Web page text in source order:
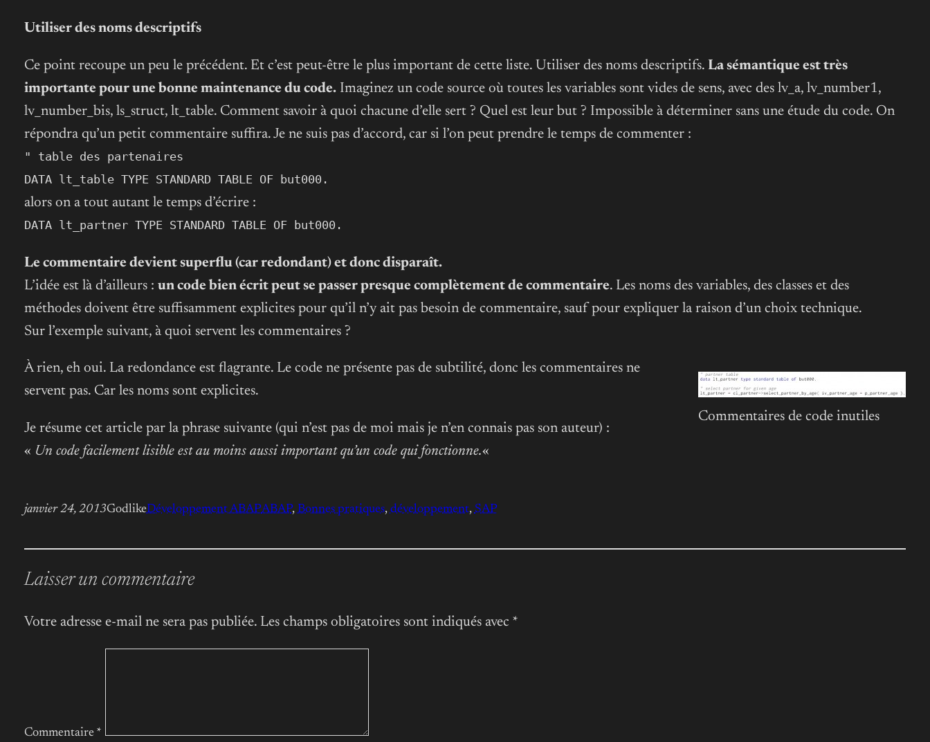
Utiliser des noms descriptifs
Ce point recoupe un peu le précédent. Et c’est peut-être le plus important de cette liste. Utiliser des noms descriptifs. La sémantique est très
importante pour une bonne maintenance du code.Imaginez un code source où toutes les variables sont vides de sens, avec des lv_a, lv_number1,
lv_number_bis, ls_struct, lt_table. Comment savoir à quoi chacune d’elle sert ? Quel est leur but ? Impossible à déterminer sans une étude du code. On
répondra qu’un petit commentaire suffira. Je ne suis pas d’accord, car si l’on peut prendre le temps de commenter :
" table des partenaires
DATA lt_table TYPE STANDARD TABLE OF but000.
alors on a tout autant le temps d’écrire :
DATA lt_partner TYPE STANDARD TABLE OF but000.
Le commentaire devient superflu (car redondant) et donc disparaît.
L’idée est là d’ailleurs : un code bien écrit peut se passer presque complètement de commentaire. Les noms des variables, des classes et des
méthodes doivent être suffisamment explicites pour qu’il n’y ait pas besoin de commentaire, sauf pour expliquer la raison d’un choix technique.
Sur l’exemple suivant, à quoi servent les commentaires ?
Commentaires de code inutiles
À rien, eh oui. La redondance est flagrante. Le code ne présente pas de subtilité, donc les commentaires ne
servent pas. Car les noms sont explicites.
Je résume cet article par la phrase suivante (qui n’est pas de moi mais je n’en connais pas son auteur) :
« Un code facilement lisible est au moins aussi important qu’un code qui fonctionne.«
janvier 24, 2013GodlikeDéveloppement ABAPABAP, Bonnes pratiques, développement, SAP
Laisser un commentaire
Votre adresse e-mail ne sera pas publiée. Les champs obligatoires sont indiqués avec *
Commentaire *